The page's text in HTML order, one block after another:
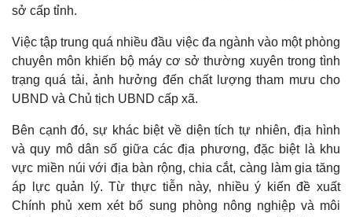
Thế giới
Quan sát
Cuộc sống đó đây
Hồ sơ
Multimedia
Video
Ảnh
E-Magazine
sở cấp tỉnh.
Việc tập trung quá nhiều đầu việc đa ngành vào một phòng
chuyên môn khiến bộ máy cơ sở thường xuyên trong tình
trạng quá tải, ảnh hưởng đến chất lượng tham mưu cho
UBND và Chủ tịch UBND cấp xã.
Bên cạnh đó, sự khác biệt về diện tích tự nhiên, địa hình
và quy mô dân số giữa các địa phương, đặc biệt là khu
vực miền núi với địa bàn rộng, chia cắt, càng làm gia tăng
áp lực quản lý. Từ thực tiễn này, nhiều ý kiến đề xuất
Chính phủ xem xét bổ sung phòng nông nghiệp và môi